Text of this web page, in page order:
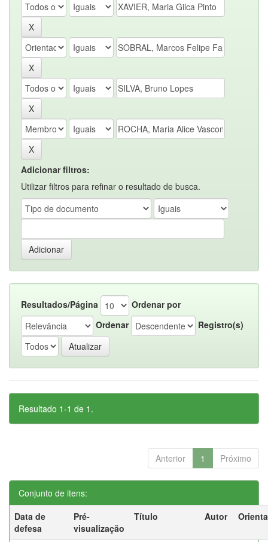
Adicionar filtros:
Utilizar filtros para refinar o resultado de busca.
Resultados/Página
Ordenar por
Ordenar
Registro(s)
Resultado 1-1 de 1.
Anterior 1 Próximo
Conjunto de itens:
Data de
defesa
Pré-
visualização
Título Autor